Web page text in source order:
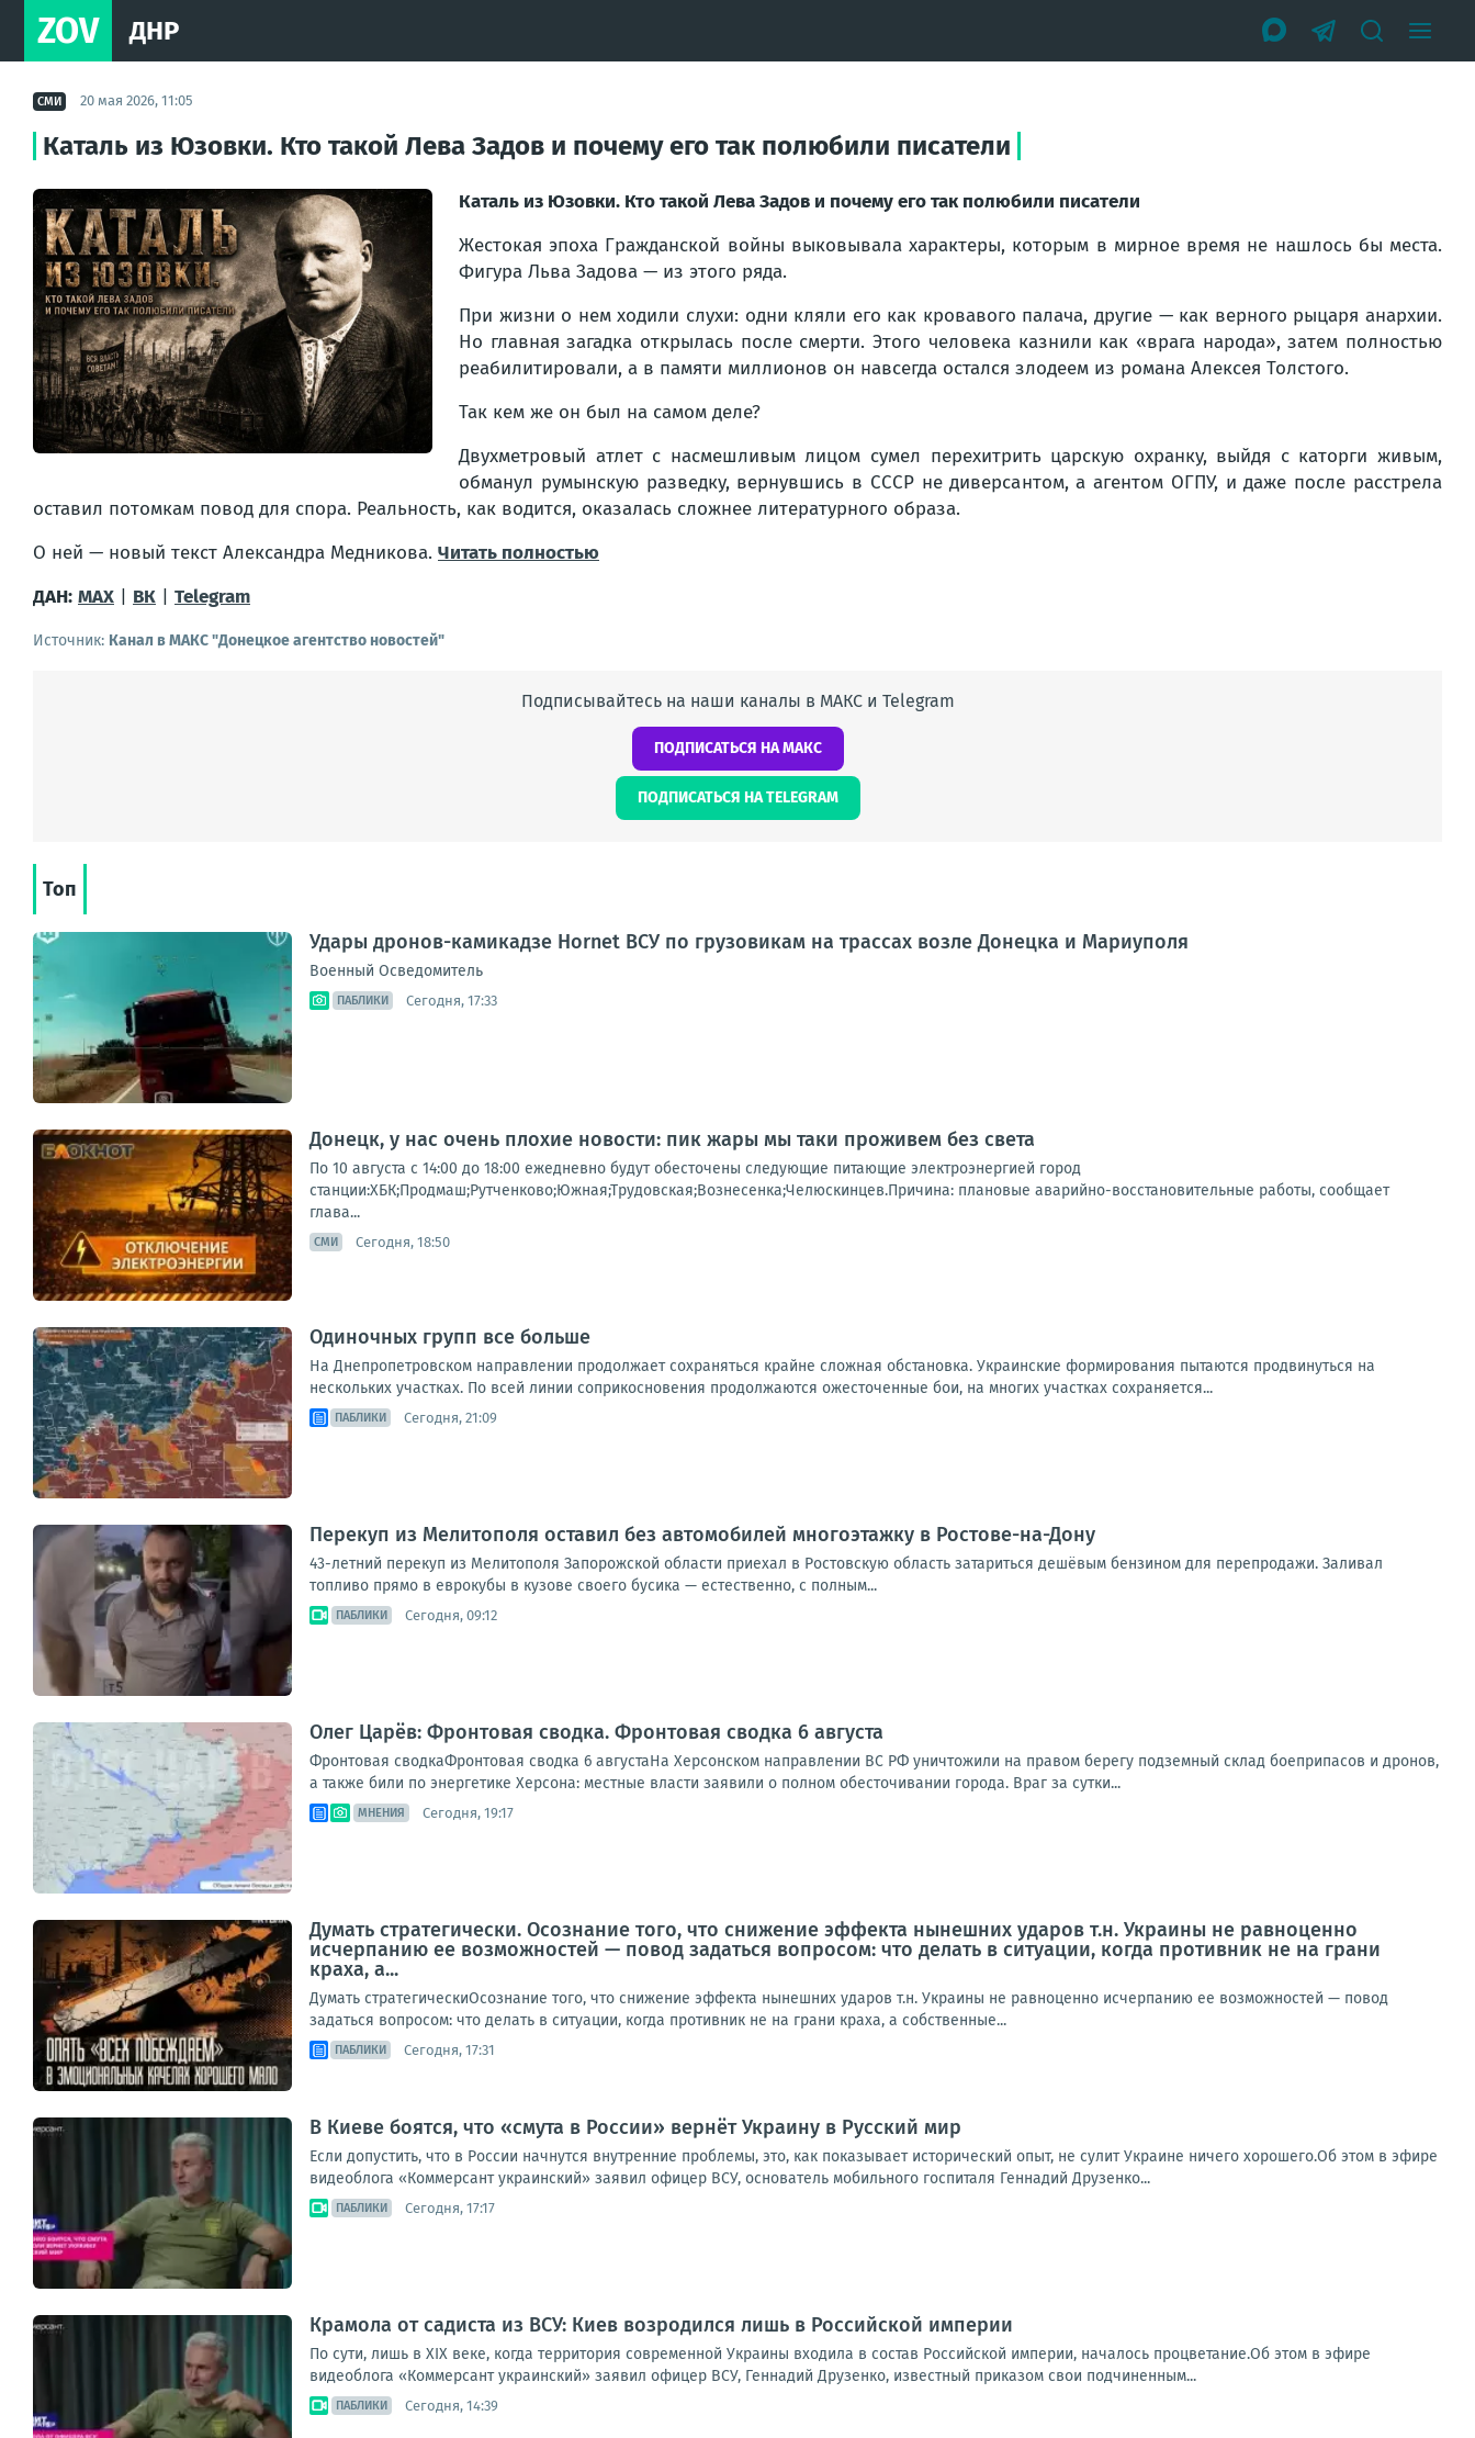
ZOV ДНР
СМИ 20 мая 2026, 11:05
Каталь из Юзовки. Кто такой Лева Задов и почему его так полюбили писатели
Каталь из Юзовки. Кто такой Лева Задов и почему его так полюбили писатели
Жестокая эпоха Гражданской войны выковывала характеры, которым в мирное время не нашлось бы места.
Фигура Льва Задова — из этого ряда.
При жизни о нем ходили слухи: одни кляли его как кровавого палача, другие — как верного рыцаря анархии.
Но главная загадка открылась после смерти. Этого человека казнили как «врага народа», затем полностью
реабилитировали, а в памяти миллионов он навсегда остался злодеем из романа Алексея Толстого.
Так кем же он был на самом деле?
Двухметровый атлет с насмешливым лицом сумел перехитрить царскую охранку, выйдя с каторги живым,
обманул румынскую разведку, вернувшись в СССР не диверсантом, а агентом ОГПУ, и даже после расстрела
оставил потомкам повод для спора. Реальность, как водится, оказалась сложнее литературного образа.
О ней — новый текст Александра Медникова. Читать полностью
ДАН: MAX ВК Telegram
Источник: Канал в МАКС "Донецкое агентство новостей"
Подписывайтесь на наши каналы в МАКС и Telegram
ПОДПИСАТЬСЯ НА МАКС
ПОДПИСАТЬСЯ НА TELEGRAM
Топ
Удары дронов-камикадзе Hornet ВСУ по грузовикам на трассах возле Донецка и Мариуполя
Военный Осведомитель
ПАБЛИКИ Сегодня, 17:33
Донецк, у нас очень плохие новости: пик жары мы таки проживем без света
По 10 августа с 14:00 до 18:00 ежедневно будут обесточены следующие питающие электроэнергией город
станции:ХБК;Продмаш;Рутченково;Южная;Трудовская;Вознесенка;Челюскинцев.Причина: плановые аварийно-восстановительные работы, сообщает
глава...
СМИ Сегодня, 18:50
Одиночных групп все больше
На Днепропетровском направлении продолжает сохраняться крайне сложная обстановка. Украинские формирования пытаются продвинуться на
нескольких участках. По всей линии соприкосновения продолжаются ожесточенные бои, на многих участках сохраняется...
ПАБЛИКИ Сегодня, 21:09
Перекуп из Мелитополя оставил без автомобилей многоэтажку в Ростове-на-Дону
43-летний перекуп из Мелитополя Запорожской области приехал в Ростовскую область затариться дешёвым бензином для перепродажи. Заливал
топливо прямо в еврокубы в кузове своего бусика — естественно, с полным...
ПАБЛИКИ Сегодня, 09:12
Олег Царёв: Фронтовая сводка. Фронтовая сводка 6 августа
Фронтовая сводкаФронтовая сводка 6 августаНа Херсонском направлении ВС РФ уничтожили на правом берегу подземный склад боеприпасов и дронов,
а также били по энергетике Херсона: местные власти заявили о полном обесточивании города. Враг за сутки...
МНЕНИЯ Сегодня, 19:17
Думать стратегически. Осознание того, что снижение эффекта нынешних ударов т.н. Украины не равноценно
исчерпанию ее возможностей — повод задаться вопросом: что делать в ситуации, когда противник не на грани
краха, а...
Думать стратегическиОсознание того, что снижение эффекта нынешних ударов т.н. Украины не равноценно исчерпанию ее возможностей — повод
задаться вопросом: что делать в ситуации, когда противник не на грани краха, а собственные...
ПАБЛИКИ Сегодня, 17:31
В Киеве боятся, что «смута в России» вернёт Украину в Русский мир
Если допустить, что в России начнутся внутренние проблемы, это, как показывает исторический опыт, не сулит Украине ничего хорошего.Об этом в эфире
видеоблога «Коммерсант украинский» заявил офицер ВСУ, основатель мобильного госпиталя Геннадий Друзенко...
ПАБЛИКИ Сегодня, 17:17
Крамола от садиста из ВСУ: Киев возродился лишь в Российской империи
По сути, лишь в XIX веке, когда территория современной Украины входила в состав Российской империи, началось процветание.Об этом в эфире
видеоблога «Коммерсант украинский» заявил офицер ВСУ, Геннадий Друзенко, известный приказом свои подчиненным...
ПАБЛИКИ Сегодня, 14:39